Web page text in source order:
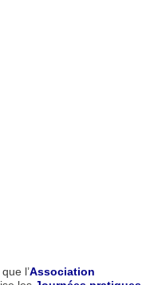
l’Association